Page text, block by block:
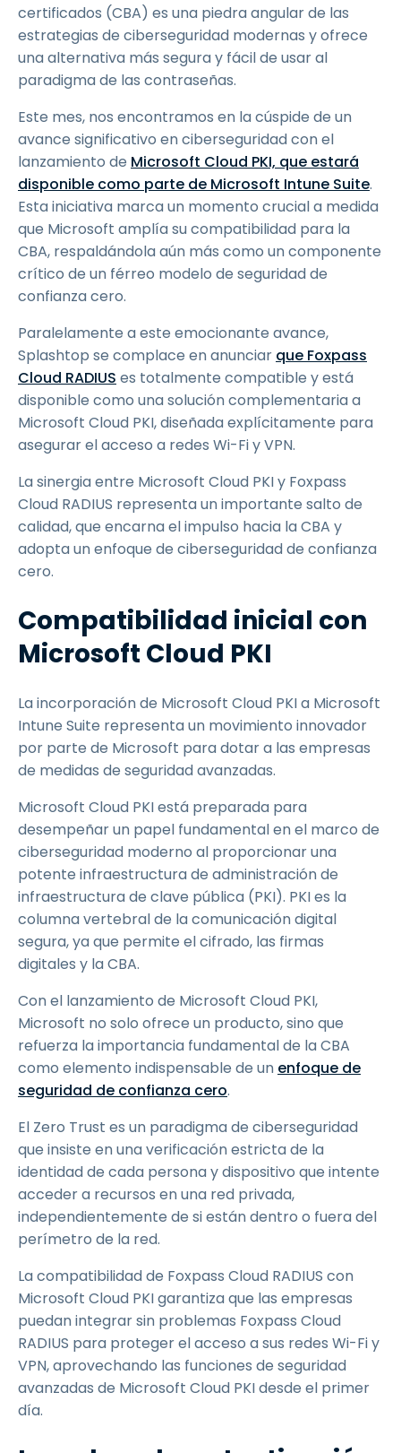
certificados (CBA) es una piedra angular de las
estrategias de ciberseguridad modernas y ofrece
una alternativa más segura y fácil de usar al
paradigma de las contraseñas.
Este mes, nos encontramos en la cúspide de un
avance significativo en ciberseguridad con el
lanzamiento de Microsoft Cloud PKI, que estará
disponible como parte de Microsoft Intune Suite.
Esta iniciativa marca un momento crucial a medida
que Microsoft amplía su compatibilidad para la
CBA, respaldándola aún más como un componente
crítico de un férreo modelo de seguridad de
confianza cero.
Paralelamente a este emocionante avance,
Splashtop se complace en anunciar que Foxpass
Cloud RADIUS es totalmente compatible y está
disponible como una solución complementaria a
Microsoft Cloud PKI, diseñada explícitamente para
asegurar el acceso a redes Wi-Fi y VPN.
La sinergia entre Microsoft Cloud PKI y Foxpass
Cloud RADIUS representa un importante salto de
calidad, que encarna el impulso hacia la CBA y
adopta un enfoque de ciberseguridad de confianza
cero.
Compatibilidad inicial con
Microsoft Cloud PKI
La incorporación de Microsoft Cloud PKI a Microsoft
Intune Suite representa un movimiento innovador
por parte de Microsoft para dotar a las empresas
de medidas de seguridad avanzadas.
Microsoft Cloud PKI está preparada para
desempeñar un papel fundamental en el marco de
ciberseguridad moderno al proporcionar una
potente infraestructura de administración de
infraestructura de clave pública (PKI). PKI es la
columna vertebral de la comunicación digital
segura, ya que permite el cifrado, las firmas
digitales y la CBA.
Con el lanzamiento de Microsoft Cloud PKI,
Microsoft no solo ofrece un producto, sino que
refuerza la importancia fundamental de la CBA
como elemento indispensable de un enfoque de
seguridad de confianza cero.
El Zero Trust es un paradigma de ciberseguridad
que insiste en una verificación estricta de la
identidad de cada persona y dispositivo que intente
acceder a recursos en una red privada,
independientemente de si están dentro o fuera del
perímetro de la red.
La compatibilidad de Foxpass Cloud RADIUS con
Microsoft Cloud PKI garantiza que las empresas
puedan integrar sin problemas Foxpass Cloud
RADIUS para proteger el acceso a sus redes Wi-Fi y
VPN, aprovechando las funciones de seguridad
avanzadas de Microsoft Cloud PKI desde el primer
día.